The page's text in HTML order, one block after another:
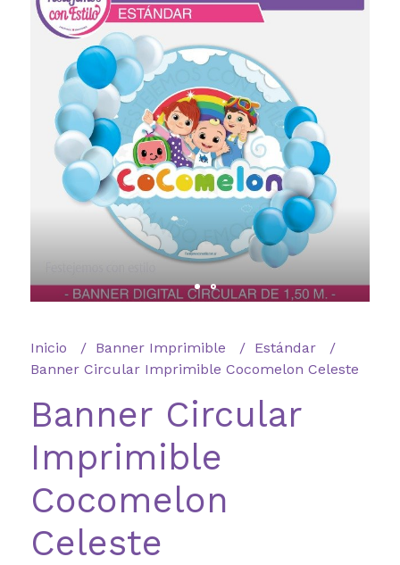
Inicio Banner Imprimible
Estándar
Banner Circular Imprimible Cocomelon Celeste
Banner Circular
Imprimible
Cocomelon
Celeste